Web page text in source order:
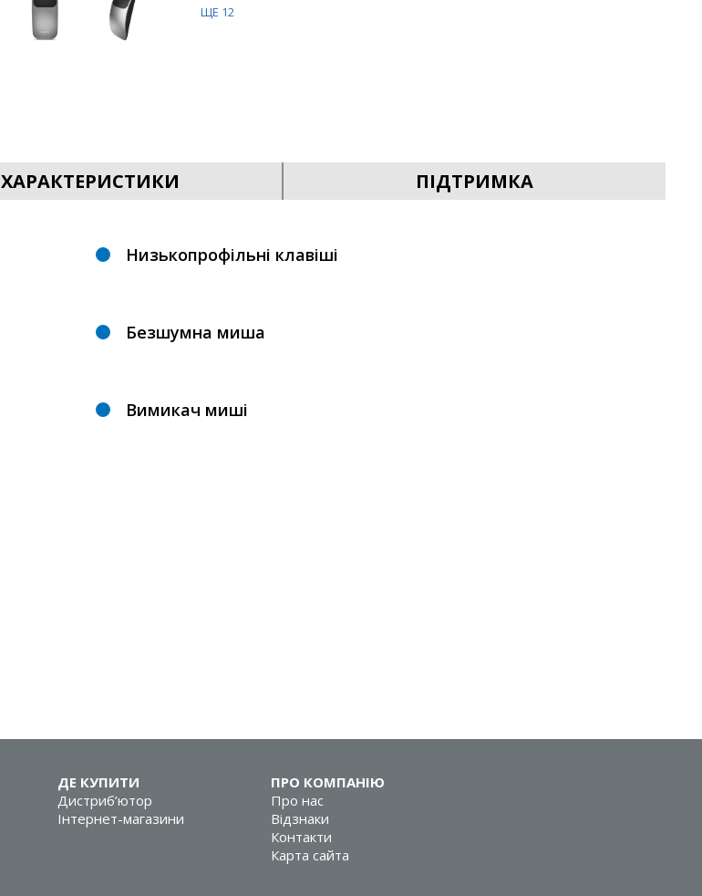
ЩЕ 12
ХАРАКТЕРИСТИКИ ПІДТРИМКА
Низькопрофільні клавіші
Безшумна миша
Вимикач миші
ДЕ КУПИТИ
Дистриб’ютор
Інтернет-магазини
ПРО КОМПАНІЮ
Про нас
Відзнаки
Контакти
Карта сайта